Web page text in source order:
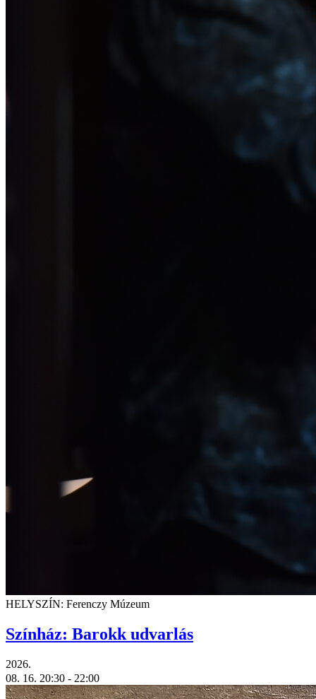
HELYSZÍN: Ferenczy Múzeum
Színház: Barokk udvarlás
2026.
08. 16. 20:30 - 22:00